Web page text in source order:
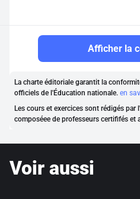
Afficher la
La charte éditoriale garantit la
officiels de l'Éducation nationale. en
Les cours et exercices sont rédigés par
composéee de professeurs certififés et
Voir aussi